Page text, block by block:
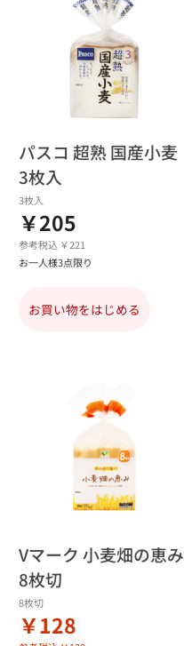
パスコ 超熟 国産小麦
3枚入
3枚入
￥205
参考税込 ￥221
お一人様3点限り
お買い物をはじめる
Vマーク 小麦畑の恵み
8枚切
8枚切
￥128